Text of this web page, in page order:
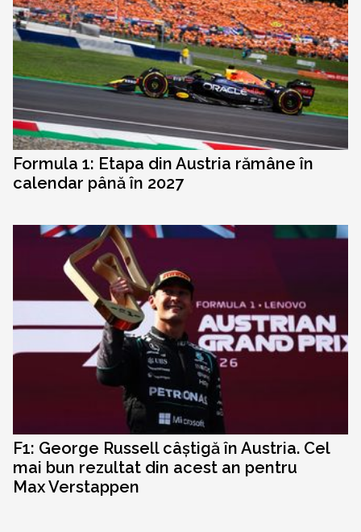
Formula 1: Etapa din Austria rămâne în
calendar până în 2027
F1: George Russell câștigă în Austria. Cel
mai bun rezultat din acest an pentru
Max Verstappen